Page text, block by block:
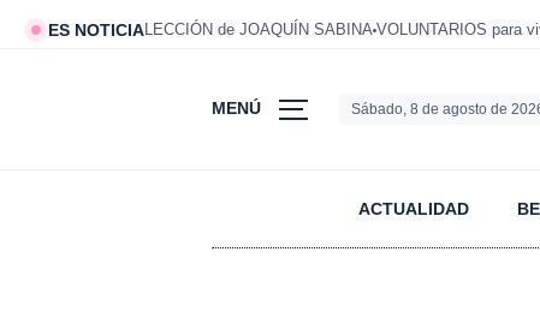
ES NOTICIALECCIÓN de JOAQUÍN SABINA VOLUNTARIOS para
MENÚ Sábado, 8 de agosto de
ACTUALIDAD